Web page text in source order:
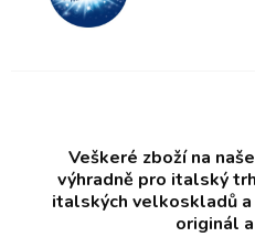
Veškeré zboží na
výhradně pro italský
italských velkoskladů
originál